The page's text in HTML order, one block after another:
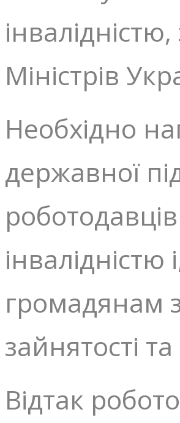
Міністрів
Необхідно
державної
громадянам
зайнятості
Відтак